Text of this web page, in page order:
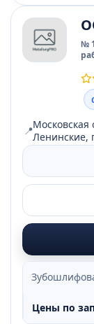
№
📍Московская
Ленинские,
Цены по